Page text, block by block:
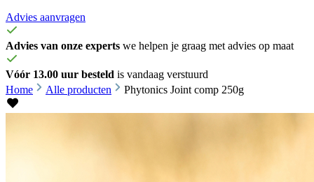
Advies aanvragen
Advies van onze experts we helpen je graag met advies op maat
Vóór 13.00 uur besteld is vandaag verstuurd
Home
Alle producten Phytonics Joint comp 250g